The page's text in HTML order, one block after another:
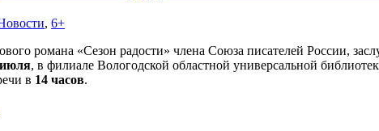
, 6+
романа «Сезон радости» члена Союза писателей России,
, в филиале Вологодской областной универсальной
в 14 часов.